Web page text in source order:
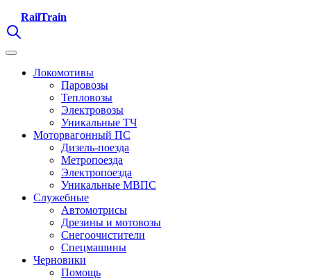
RailTrain
Локомотивы
Паровозы
Тепловозы
Электровозы
Уникальные ТЧ
Моторвагонный ПС
Дизель-поезда
Метропоезда
Электропоезда
Уникальные МВПС
Служебные
Автомотрисы
Дрезины и мотовозы
Снегоочистители
Спецмашины
Черновики
Помощь